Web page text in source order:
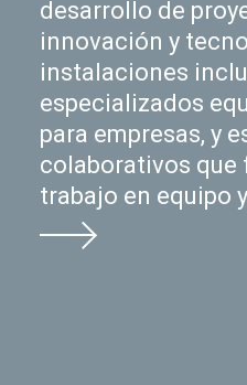
desarrollo de
innovación y
instalaciones
especializados
para empresas, y
colaborativos que
trabajo en equipo